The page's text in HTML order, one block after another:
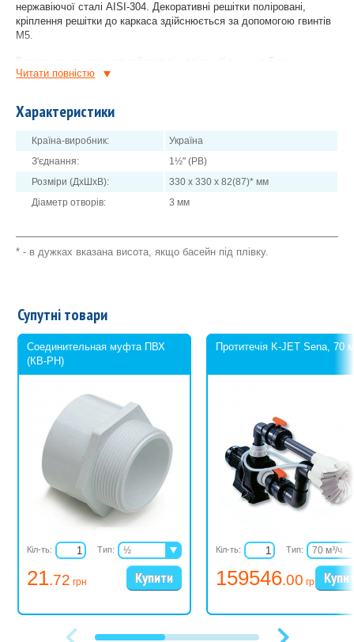
нержавіючої сталі AISI-304. Декоративні решітки поліровані,
кріплення решітки до каркаса здійснюється за допомогою гвинтів
М5.
Висота панелі донного гейзера під плівку більша на 5 мм
порівняно зі стандартною.
Читати повнiстю
Характеристики
Країна-виробник:
Україна
З'єднання:
1½" (РВ)
Розміри (ДхШхВ):
330 х 330 х 82(87)* мм
Діаметр отворів:
3 мм
* - в дужках вказана висота, якщо басейн під плівку.
Супутні товари
Соединительная муфта ПВХ
(КВ-РН)
21.72 грн
Кіл-ть: Тип:
½
¾
1¼
2½
Протитечія K-JET Sena, 70
159546.00 грн
Кіл-ть: Тип:
70 м³/ч
78 м³/ч
88 м³/ч